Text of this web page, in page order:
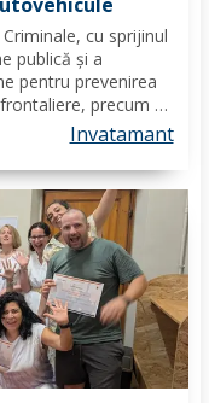
cu sprijinul
publică și a
pentru prevenirea
precum și
deInvatamant